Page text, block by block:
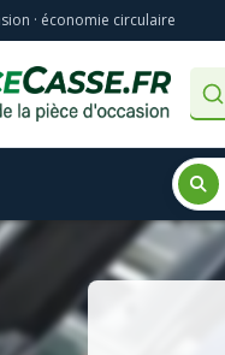
· économie circulaire